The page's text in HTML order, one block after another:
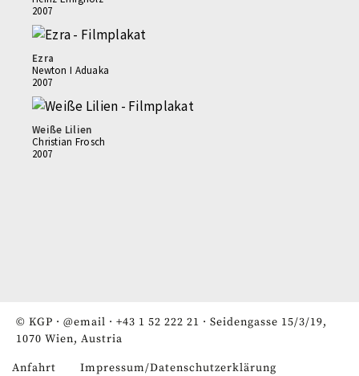
2007
Ezra
Newton I Aduaka
2007
Weiße Lilien
Christian Frosch
2007
© KGP · @email · +43 1 52 222 21 · Seidengasse 15/3/19,
1070 Wien, Austria
Anfahrt Impressum/Datenschutzerklärung